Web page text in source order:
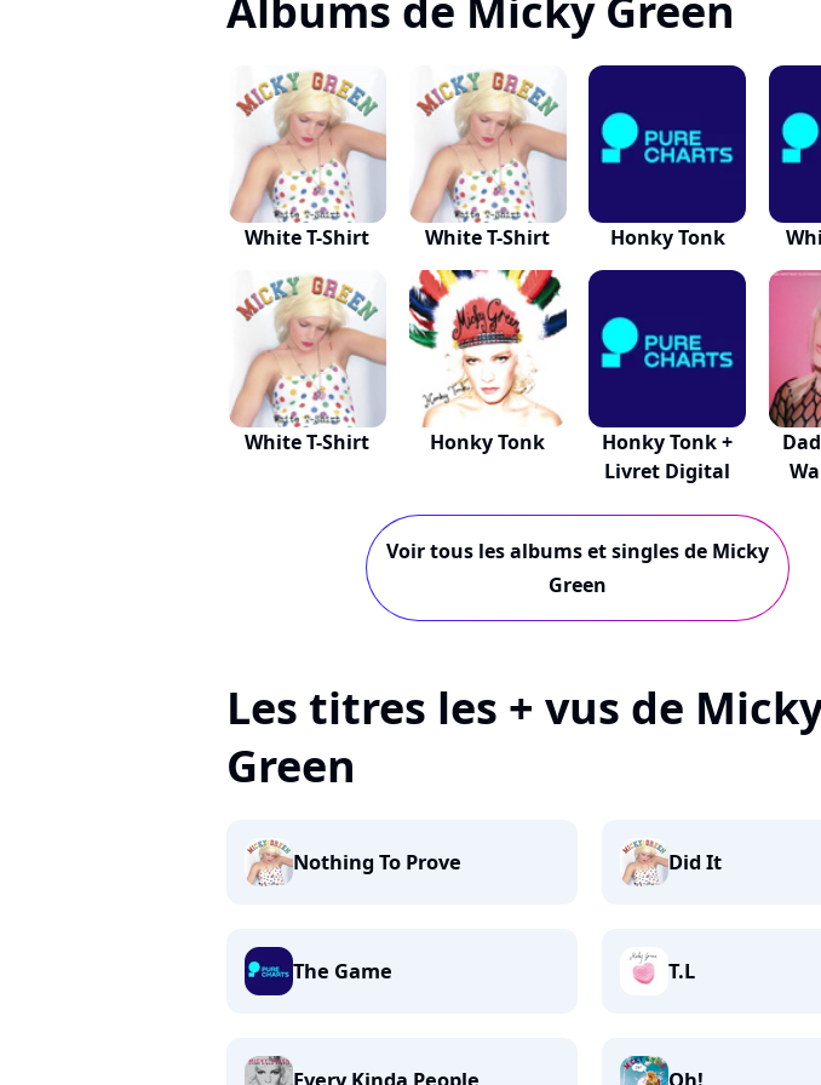
White T-Shirt White T-Shirt Honky Tonk
White T-Shirt Honky Tonk
Honky Tonk +
Livret Digital
Voir tous les albums et singles de Micky
Green
Les titres les + vus de
Green
Nothing To Prove Did It
The Game T.L